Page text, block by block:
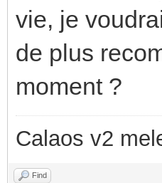
vie, je
de plus
moment ?
Calaos v2
Find